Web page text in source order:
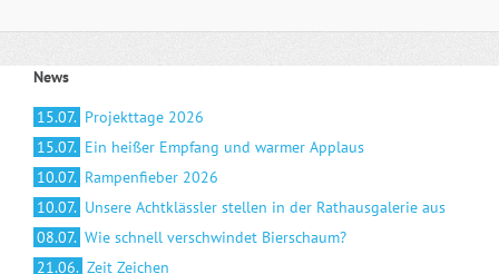
News
15.07. Projekttage 2026
15.07. Ein heißer Empfang und warmer Applaus
10.07. Rampenfieber 2026
10.07. Unsere Achtklässler stellen in der Rathausgalerie aus
08.07. Wie schnell verschwindet Bierschaum?
21.06. Zeit Zeichen